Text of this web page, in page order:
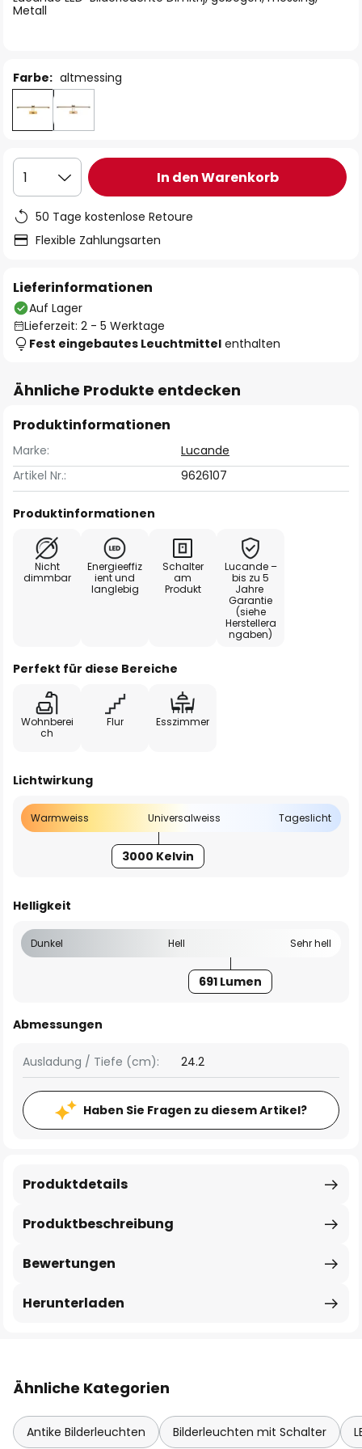
Metall
Farbe: altmessing
1 In den Warenkorb
50 Tage kostenlose Retoure
Flexible Zahlungsarten
Lieferinformationen
Auf Lager
Lieferzeit: 2 - 5 Werktage
Fest eingebautes Leuchtmittel enthalten
Ähnliche Produkte entdecken
Produktinformationen
Marke:
Lucande
Artikel Nr.:
9626107
Produktinformationen
Nicht
dimmbar
Energieeffiz
ient und
langlebig
Schalter
am
Produkt
Lucande –
bis zu 5
Jahre
Garantie
(siehe
Herstellera
ngaben)
Perfekt für diese Bereiche
Wohnberei
ch
Flur Esszimmer
Lichtwirkung
Warmweiss Universalweiss Tageslicht
3000 Kelvin
Helligkeit
Dunkel Hell Sehr hell
691 Lumen
Abmessungen
Ausladung / Tiefe (cm): 24.2
Haben Sie Fragen zu diesem Artikel?
Produktbeschreibung
Produktdetails
Bewertungen
Herunterladen
Ähnliche Kategorien
Antike Bilderleuchten Bilderleuchten mit Schalter